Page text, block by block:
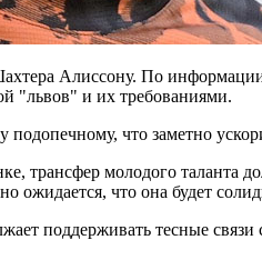
Алиссону. По
"львов" и их требованиями.
что заметно
трансфер молодого
ожидается, что она будет
поддерживать тесные